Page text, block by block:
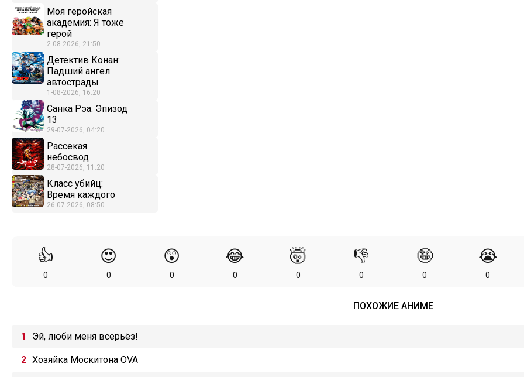
Моя геройская
академия: Я тоже
герой
2-08-2026, 21:50
Детектив Конан:
Падший ангел
автострады
1-08-2026, 16:20
Санка Рэа: Эпизод
13
29-07-2026, 04:20
Рассекая
небосвод
28-07-2026, 11:20
Класс убийц:
Время каждого
26-07-2026, 08:50
👍
0
😍
0
😲
0
😂
0
🤯
0
👎
0
🤪
0
😭
0
ПОХОЖИЕ АНИМЕ
Эй, люби меня всерьёз!
Хозяйка Москитона OVA